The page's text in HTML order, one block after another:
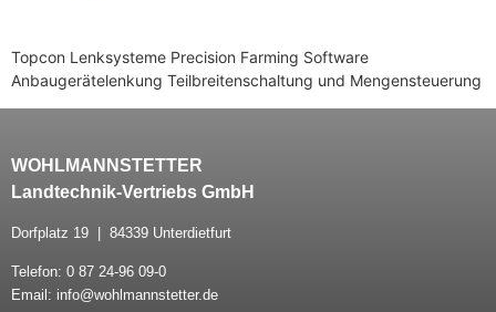
Topcon Lenksysteme Precision Farming Software
Anbaugerätelenkung Teilbreitenschaltung und Mengensteuerung
WOHLMANNSTETTER
Landtechnik-Vertriebs GmbH
Dorfplatz 19 | 84339 Unterdietfurt
Telefon: 0 87 24-96 09-0
Email: info@wohlmannstetter.de